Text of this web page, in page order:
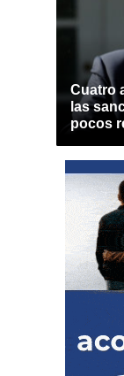
Cuatro
las
pocos